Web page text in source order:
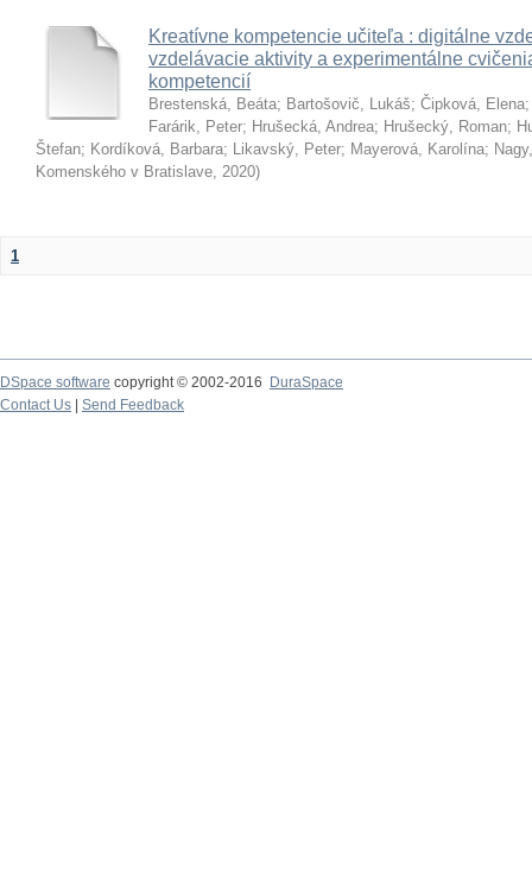
Kreatívne kompetencie učiteľa : digitálne
vzdelávacie aktivity a experimentálne
kompetencií
Brestenská, Beáta; Bartošovič, Lukáš; Čipková, Elena
Farárik, Peter; Hrušecká, Andrea; Hrušecký, Roman;
Štefan; Kordíková, Barbara; Likavský, Peter; Mayerová, Karolína;
Komenského v Bratislave, 2020)
1
DSpace software copyright © 2002-2016
DuraSpace
Contact Us
Send Feedback